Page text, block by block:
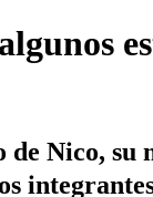
de Nico, su